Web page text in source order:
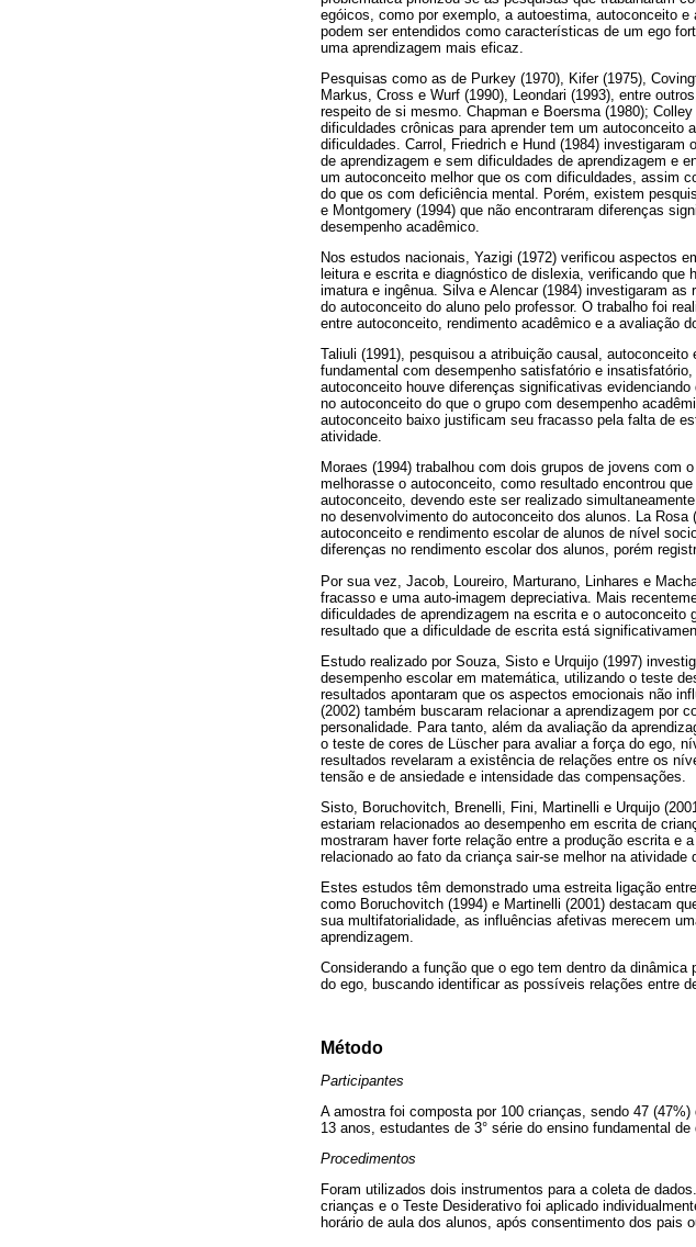
egóicos, como por exemplo, a autoestima, autoconceito
podem ser entendidos como características de um ego
uma aprendizagem mais eficaz.
Pesquisas como as de Purkey (1970), Kifer (1975),
Markus, Cross e Wurf (1990), Leondari (1993), entre
respeito de si mesmo. Chapman e Boersma (1980);
dificuldades crônicas para aprender tem um autoconceito
dificuldades. Carrol, Friedrich e Hund (1984)
de aprendizagem e sem dificuldades de aprendizagem e
um autoconceito melhor que os com dificuldades, assim
do que os com deficiência mental. Porém, existem
e Montgomery (1994) que não encontraram diferenças
desempenho acadêmico.
Nos estudos nacionais, Yazigi (1972) verificou aspectos
leitura e escrita e diagnóstico de dislexia, verificando
imatura e ingênua. Silva e Alencar (1984) investigaram
do autoconceito do aluno pelo professor. O trabalho foi
entre autoconceito, rendimento acadêmico e a avaliação
Taliuli (1991), pesquisou a atribuição causal,
fundamental com desempenho satisfatório e
autoconceito houve diferenças significativas
no autoconceito do que o grupo com desempenho
autoconceito baixo justificam seu fracasso pela falta de
atividade.
Moraes (1994) trabalhou com dois grupos de jovens com
melhorasse o autoconceito, como resultado encontrou
autoconceito, devendo este ser realizado
no desenvolvimento do autoconceito dos alunos. La
autoconceito e rendimento escolar de alunos de nível
diferenças no rendimento escolar dos alunos, porém
Por sua vez, Jacob, Loureiro, Marturano, Linhares e
fracasso e uma auto-imagem depreciativa. Mais
dificuldades de aprendizagem na escrita e o
resultado que a dificuldade de escrita está
Estudo realizado por Souza, Sisto e Urquijo (1997)
desempenho escolar em matemática, utilizando o teste
resultados apontaram que os aspectos emocionais não
(2002) também buscaram relacionar a aprendizagem por
personalidade. Para tanto, além da avaliação da
o teste de cores de Lüscher para avaliar a força do ego,
resultados revelaram a existência de relações entre os
tensão e de ansiedade e intensidade das compensações.
Sisto, Boruchovitch, Brenelli, Fini, Martinelli e Urquijo
estariam relacionados ao desempenho em escrita de
mostraram haver forte relação entre a produção escrita e
relacionado ao fato da criança sair-se melhor na atividade
Estes estudos têm demonstrado uma estreita ligação
como Boruchovitch (1994) e Martinelli (2001) destacam
sua multifatorialidade, as influências afetivas merecem
aprendizagem.
Considerando a função que o ego tem dentro da
do ego, buscando identificar as possíveis relações entre
Método
Participantes
A amostra foi composta por 100 crianças, sendo 47
13 anos, estudantes de 3° série do ensino fundamental
Procedimentos
Foram utilizados dois instrumentos para a coleta de
crianças e o Teste Desiderativo foi aplicado
horário de aula dos alunos, após consentimento dos pais